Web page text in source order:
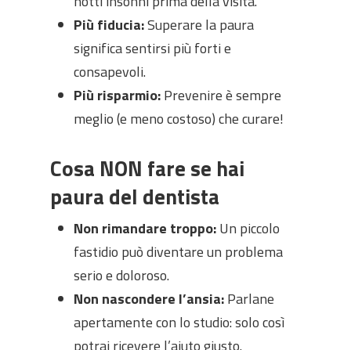
Più fiducia:Superare la paura
significa sentirsi più forti e
consapevoli.
Più risparmio:Prevenire è sempre
meglio (e meno costoso) che curare!
Cosa NON fare se hai
paura del dentista
Non rimandare troppo:Un piccolo
fastidio può diventare un problema
serio e doloroso.
Non nascondere l’ansia:Parlane
apertamente con lo studio: solo così
potrai ricevere l’aiuto giusto.